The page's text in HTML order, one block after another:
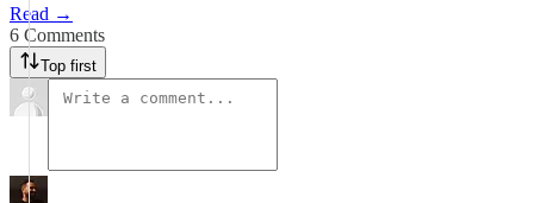
Read →
6 Comments
Top first